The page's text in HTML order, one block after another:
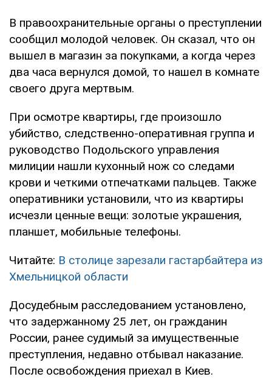
В правоохранительные органы о преступлении
сообщил молодой человек. Он сказал, что он
вышел в магазин за покупками, а когда через
два часа вернулся домой, то нашел в комнате
своего друга мертвым.
При осмотре квартиры, где произошло
убийство, следственно-оперативная группа и
руководство Подольского управления
милиции нашли кухонный нож со следами
крови и четкими отпечатками пальцев. Также
оперативники установили, что из квартиры
исчезли ценные вещи: золотые украшения,
планшет, мобильные телефоны.
Читайте: В столице зарезали гастарбайтера из
Хмельницкой области
Досудебным расследованием установлено,
что задержанному 25 лет, он гражданин
России, ранее судимый за имущественные
преступления, недавно отбывал наказание.
После освобождения приехал в Киев.